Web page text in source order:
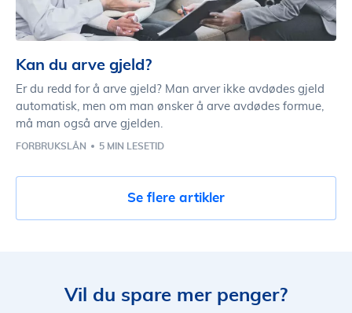
Kan du arve gjeld?
Er du redd for å arve gjeld? Man arver ikke avdødes gjeld
automatisk, men om man ønsker å arve avdødes formue,
må man også arve gjelden.
FORBRUKSLÅN 5 MIN LESETID
Se flere artikler
Vil du spare mer penger?